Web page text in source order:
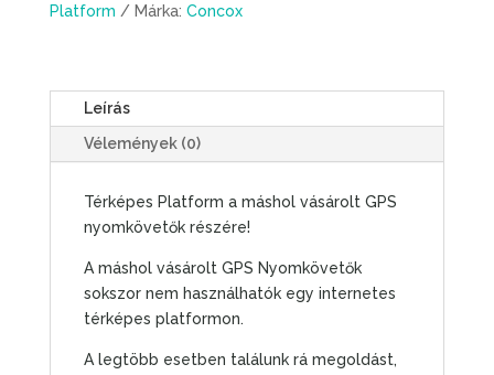
utvonal
beregisztrálás
adminisztrációs
mennyiség
Platform
Márka: Concox
Leírás
Vélemények (0)
Térképes Platform a máshol vásárolt GPS
nyomkövetők részére!
A máshol vásárolt GPS Nyomkövetők
sokszor nem használhatók egy internetes
térképes platformon.
A legtöbb esetben találunk rá megoldást,